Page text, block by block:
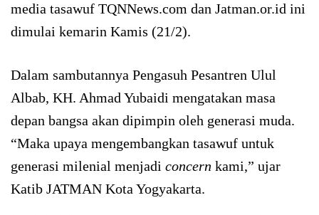
media tasawuf TQNNews.com dan Jatman.or.id ini
dimulai kemarin Kamis (21/2).
Dalam sambutannya Pengasuh Pesantren Ulul
Albab, KH. Ahmad Yubaidi mengatakan masa
depan bangsa akan dipimpin oleh generasi muda.
“Maka upaya mengembangkan tasawuf untuk
generasi milenial menjadi concern kami,” ujar
Katib JATMAN Kota Yogyakarta.